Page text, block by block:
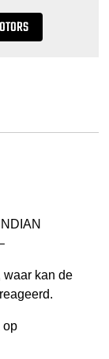
waar kan de
op